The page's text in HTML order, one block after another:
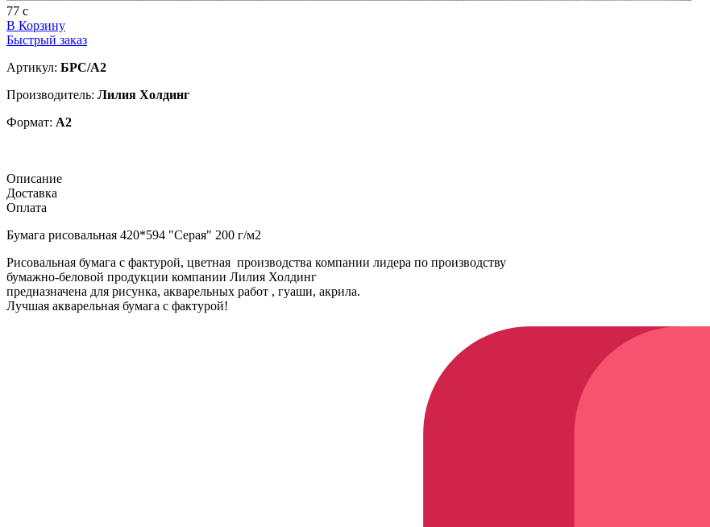
77 c
В Корзину
Быстрый заказ
Артикул: БРС/А2
Производитель: Лилия Холдинг
Формат: А2
Описание
Доставка
Оплата
Бумага рисовальная 420*594 "Серая" 200 г/м2
Рисовальная бумага с фактурой, цветная производства компании лидера по производству
бумажно-беловой продукции компании Лилия Холдинг
предназначена для рисунка, акварельных работ , гуаши, акрила.
Лучшая акварельная бумага с фактурой!